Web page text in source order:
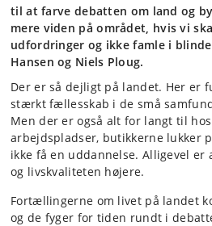
til at farve debatten om land og
mere viden på området, hvis vi
udfordringer og ikke famle i
Hansen og Niels Ploug.
Der er så dejligt på landet. Her er
stærkt fællesskab i de små
Men der er også alt for langt til
arbejdspladser, butikkerne lukker
ikke få en uddannelse. Alligevel er
og livskvaliteten højere.
Fortællingerne om livet på landet
og de fyger for tiden rundt i